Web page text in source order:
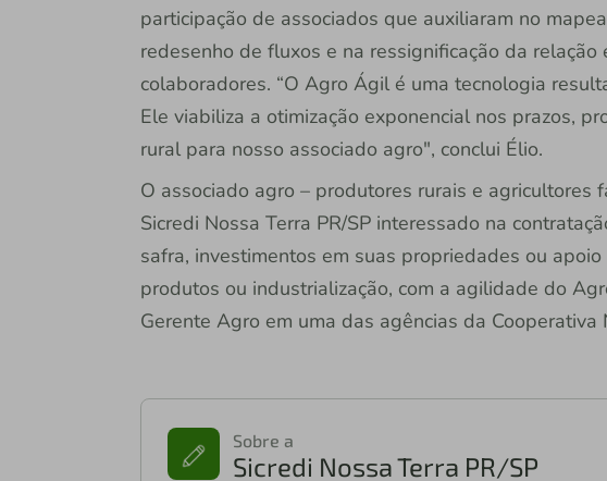
participação de associados que auxiliaram no
redesenho de fluxos e na ressignificação da
colaboradores. “O Agro Ágil é uma tecnologia
Ele viabiliza a otimização exponencial nos prazos,
rural para nosso associado agro", conclui Élio.
O associado agro – produtores rurais e agricultores
Sicredi Nossa Terra PR/SP interessado na
safra, investimentos em suas propriedades ou
produtos ou industrialização, com a agilidade do
Gerente Agro em uma das agências da Cooperativa
Sobre a
Sicredi Nossa Terra PR/SP